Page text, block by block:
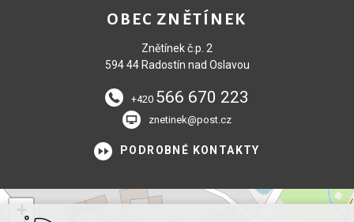
OBEC ZNĚTÍNEK
Znětínek č.p. 2
594 44 Radostín nad Oslavou
+420 566 670 223
znetinek@post.cz
PODROBNÉ KONTAKTY